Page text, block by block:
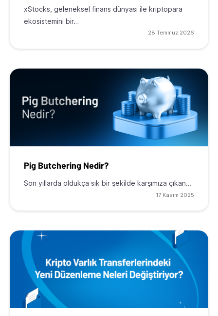
xStocks, geleneksel finans dünyası ile kriptopara
ekosistemini bir…
28 Temmuz 2026
Pig Butchering Nedir?
Son yıllarda oldukça sık bir şekilde karşımıza çıkan…
17 Kasım 2025